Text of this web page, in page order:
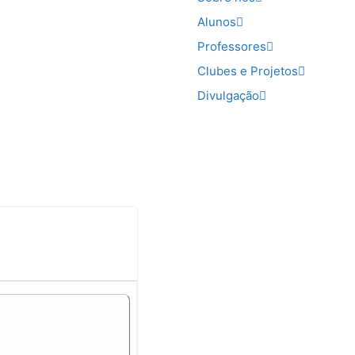
Alunos
Professores
Clubes e Projetos
Divulgação